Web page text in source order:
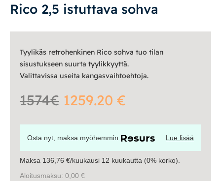
Oma tili |Yhteystiedot|Ostoskori
Rico 2,5 istuttava sohva
Tyylikäs retrohenkinen Rico sohva tuo tilan
sisustukseen suurta tyylikkyyttä.
Valittavissa useita kangasvaihtoehtoja.
1574€ 1259.20 €
Osta nyt, maksa myöhemmin Lue lisää
Maksa 136,76 €/kuukausi 12 kuukautta (0% korko).
Aloitusmaksu: 0,00 €